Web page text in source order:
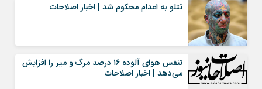
تتلو به اعدام محکوم شد | اخبار اصلاحات
تنفس هوای آلوده ۱۶ درصد مرگ و میر را افزایش
می‌دهد | اخبار اصلاحات